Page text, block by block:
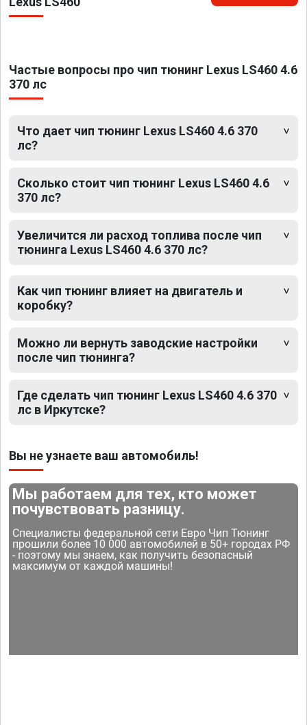
Частые вопросы про чип тюнинг Lexus LS460 4.6
370 лс
Что дает чип тюнинг Lexus LS460 4.6 370
лс?
Сколько стоит чип тюнинг Lexus LS460 4.6
370 лс?
Увеличится ли расход топлива после чип
тюнинга Lexus LS460 4.6 370 лс?
Как чип тюнинг влияет на двигатель и
коробку?
Можно ли вернуть заводские настройки
после чип тюнинга?
Где сделать чип тюнинг Lexus LS460 4.6 370
лс в Иркутске?
Вы не узнаете ваш автомобиль!
Мы работаем для тех, кто может
почувствовать разницу.
Специалисты федеральной сети Евро Чип Тюнинг
прошили более 10 000 автомобилей в 50+ городах РФ
- поэтому мы знаем, как получить безопасный
максимум от каждой машины!